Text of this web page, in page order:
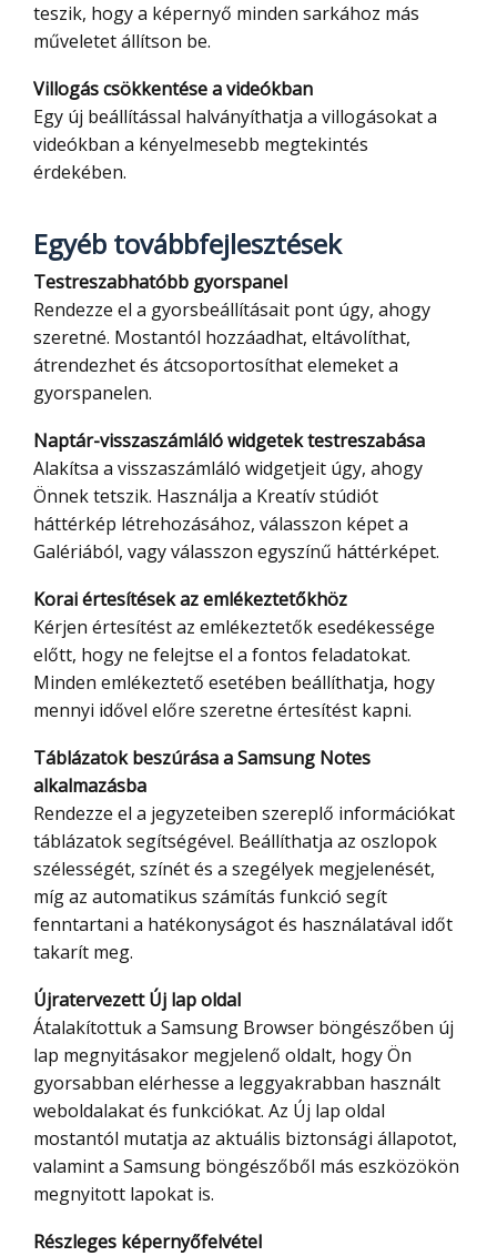
teszik, hogy a képernyő minden sarkához más
műveletet állítson be.
Villogás csökkentése a videókban
Egy új beállítással halványíthatja a villogásokat a
videókban a kényelmesebb megtekintés
érdekében.
Egyéb továbbfejlesztések
Testreszabhatóbb gyorspanel
Rendezze el a gyorsbeállításait pont úgy, ahogy
szeretné. Mostantól hozzáadhat, eltávolíthat,
átrendezhet és átcsoportosíthat elemeket a
gyorspanelen.
Naptár-visszaszámláló widgetek testreszabása
Alakítsa a visszaszámláló widgetjeit úgy, ahogy
Önnek tetszik. Használja a Kreatív stúdiót
háttérkép létrehozásához, válasszon képet a
Galériából, vagy válasszon egyszínű háttérképet.
Korai értesítések az emlékeztetőkhöz
Kérjen értesítést az emlékeztetők esedékessége
előtt, hogy ne felejtse el a fontos feladatokat.
Minden emlékeztető esetében beállíthatja, hogy
mennyi idővel előre szeretne értesítést kapni.
Táblázatok beszúrása a Samsung Notes
alkalmazásba
Rendezze el a jegyzeteiben szereplő információkat
táblázatok segítségével. Beállíthatja az oszlopok
szélességét, színét és a szegélyek megjelenését,
míg az automatikus számítás funkció segít
fenntartani a hatékonyságot és használatával időt
takarít meg.
Újratervezett Új lap oldal
Átalakítottuk a Samsung Browser böngészőben új
lap megnyitásakor megjelenő oldalt, hogy Ön
gyorsabban elérhesse a leggyakrabban használt
weboldalakat és funkciókat. Az Új lap oldal
mostantól mutatja az aktuális biztonsági állapotot,
valamint a Samsung böngészőből más eszközökön
megnyitott lapokat is.
Részleges képernyőfelvétel